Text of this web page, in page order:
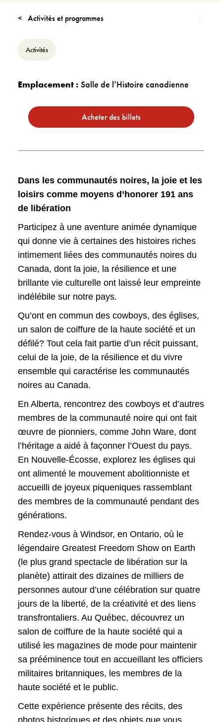
Activités et programmes
Activités
Emplacement : Salle de l’Histoire canadienne
Acheter des billets
Dans les communautés noires, la joie et les
loisirs comme moyens d’honorer 191 ans
de libération
Participez à une aventure animée dynamique
qui donne vie à certaines des histoires riches
intimement liées des communautés noires du
Canada, dont la joie, la résilience et une
brillante vie culturelle ont laissé leur empreinte
indélébile sur notre pays.
Qu’ont en commun des cowboys, des églises,
un salon de coiffure de la haute société et un
défilé? Tout cela fait partie d’un récit puissant,
celui de la joie, de la résilience et du vivre
ensemble qui caractérise les communautés
noires au Canada.
En Alberta, rencontrez des cowboys et d’autres
membres de la communauté noire qui ont fait
œuvre de pionniers, comme John Ware, dont
l’héritage a aidé à façonner l’Ouest du pays.
En Nouvelle-Écosse, explorez les églises qui
ont alimenté le mouvement abolitionniste et
accueilli de joyeux piqueniques rassemblant
des membres de la communauté pendant des
générations.
Rendez-vous à Windsor, en Ontario, où le
légendaire Greatest Freedom Show on Earth
(le plus grand spectacle de libération sur la
planète) attirait des dizaines de milliers de
personnes autour d’une célébration sur quatre
jours de la liberté, de la créativité et des liens
transfrontaliers. Au Québec, découvrez un
salon de coiffure de la haute société qui a
utilisé les magazines de mode pour maintenir
sa prééminence tout en accueillant les officiers
militaires britanniques, les membres de la
haute société et le public.
Cette expérience présente des récits, des
photos historiques et des objets que vous